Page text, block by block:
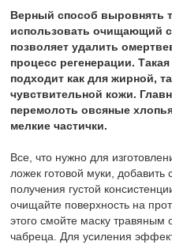
Верный способ выровнять
использовать очищающий
позволяет удалить
процесс регенерации.
подходит как для жирной,
чувствительной кожи.
перемолоть овсяные
мелкие частички.
Все, что нужно для
ложек готовой муки,
получения густой
очищайте поверхность на
этого смойте маску
чабреца. Для усиления